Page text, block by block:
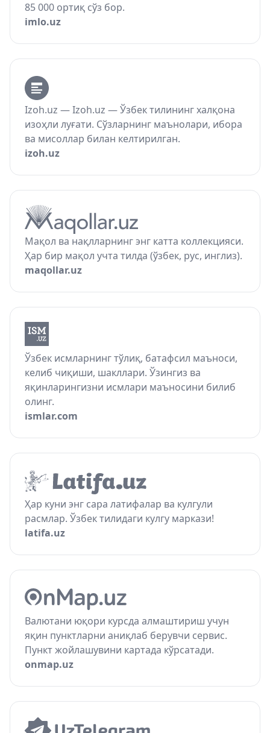
85 000 ортиқ сўз бор.
imlo.uz
Izoh.uz — Izoh.uz — Ўзбек тилининг халқона
изоҳли луғати. Сўзларнинг маънолари, ибора
ва мисоллар билан келтирилган.
izoh.uz
Мақол ва нақлларнинг энг катта коллекцияси.
Ҳар бир мақол учта тилда (ўзбек, рус, инглиз).
maqollar.uz
Ўзбек исмларнинг тўлиқ, батафсил маъноси,
келиб чиқиши, шакллари. Ўзингиз ва
яқинларингизни исмлари маъносини билиб
олинг.
ismlar.com
Ҳар куни энг сара латифалар ва кулгули
расмлар. Ўзбек тилидаги кулгу маркази!
latifa.uz
Валютани юқори курсда алмаштириш учун
яқин пунктларни аниқлаб берувчи сервис.
Пункт жойлашувини картада кўрсатади.
onmap.uz